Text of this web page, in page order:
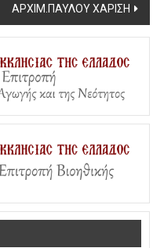
ΑΡΧΙΜ.ΠΑΥΛΟΥ ΧΑΡΙΣΗ